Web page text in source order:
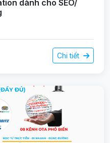
dành cho SEO/
Chi tiết